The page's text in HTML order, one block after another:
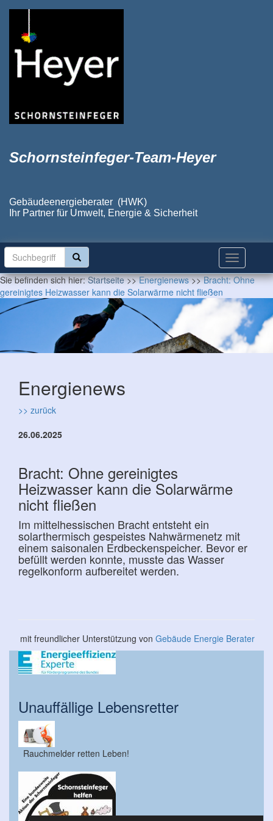
Schornsteinfeger-Team-Heyer
Gebäudeenergieberater (HWK)
Ihr Partner für Umwelt, Energie & Sicherheit
Sie befinden sich hier:Startseite>>Energienews>>Bracht: Ohne
gereinigtes Heizwasser kann die Solarwärme nicht fließen
Energienews
>> zurück
26.06.2025
Bracht: Ohne gereinigtes
Heizwasser kann die Solarwärme
nicht fließen
Im mittelhessischen Bracht entsteht ein
solarthermisch gespeistes Nahwärmenetz mit
einem saisonalen Erdbeckenspeicher. Bevor er
befüllt werden konnte, musste das Wasser
regelkonform aufbereitet werden.
mit freundlicher Unterstützung von Gebäude Energie Berater
Unauffällige Lebensretter
Rauchmelder retten Leben!